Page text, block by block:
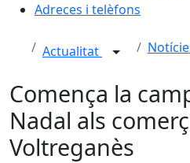
Adreces i telèfons
Actualitat
Comença la
Nadal als
Voltreganès